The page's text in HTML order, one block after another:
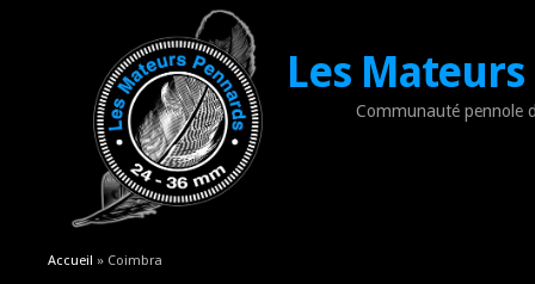
Les
Communauté pennole
Vous êtes ici
Accueil » Coimbra